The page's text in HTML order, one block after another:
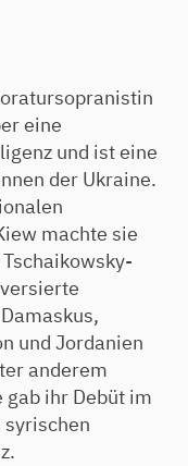
eine
und ist eine
der Ukraine.
machte sie
und Jordanien
anderem
gab ihr Debüt im
syrischen